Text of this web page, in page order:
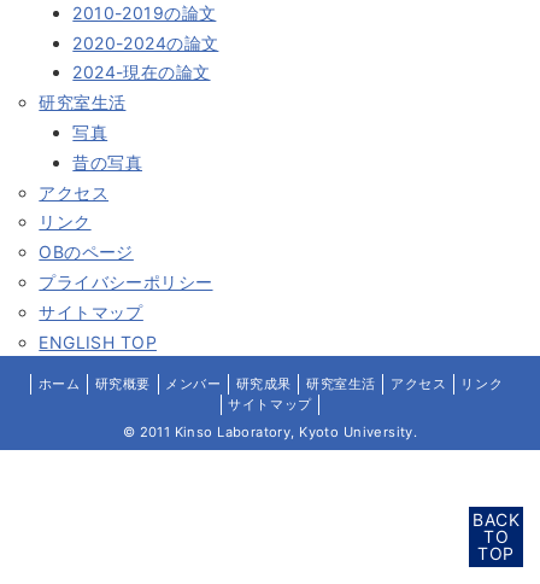
BACK
TO
TOP
2010-2019の論文
2020-2024の論文
2024-現在の論文
研究室生活
写真
昔の写真
アクセス
リンク
OBのページ
プライバシーポリシー
サイトマップ
ENGLISH TOP
ホーム 研究概要 メンバー 研究成果 研究室生活 アクセス
リンク
サイトマップ
© 2011 Kinso Laboratory, Kyoto University.